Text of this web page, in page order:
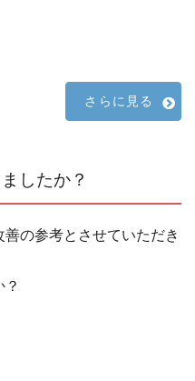
さらに見る
したか？
の参考とさせていただき